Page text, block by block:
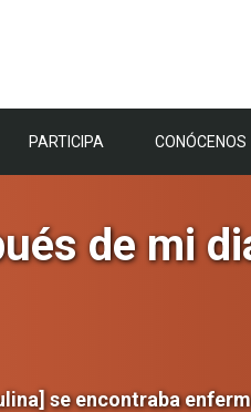
PARTICIPA CONÓCENOS
de mi
se encontraba